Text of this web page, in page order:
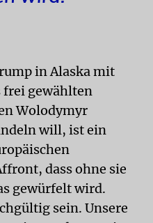
in Alaska mit
frei gewählten
Wolodymyr
will, ist ein
dass ohne sie
gewürfelt wird.
sein. Unsere